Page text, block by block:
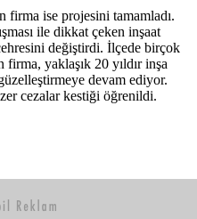
firma ise projesini tamamladı.
ile dikkat çeken inşaat
değiştirdi. İlçede birçok
yaklaşık 20 yıldır inşa
devam ediyor.
cezalar kestiği öğrenildi.